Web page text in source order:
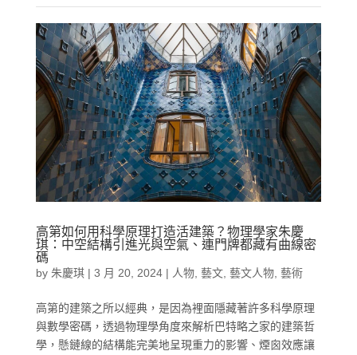
高第如何用科學原理打造活建築？物理學家朱慶
琪：中空結構引進光與空氣、連門牌都藏有曲線密
碼
by 朱慶琪| 3 月 20, 2024| 人物, 藝文, 藝文人物, 藝術
高第的建築之所以經典，是因為裡面隱藏著許多科學原理
與數學密碼，透過物理學角度來解析巴特略之家的建築哲
學，懸鏈線的結構能完美地呈現重力的影響、煙囪效應讓